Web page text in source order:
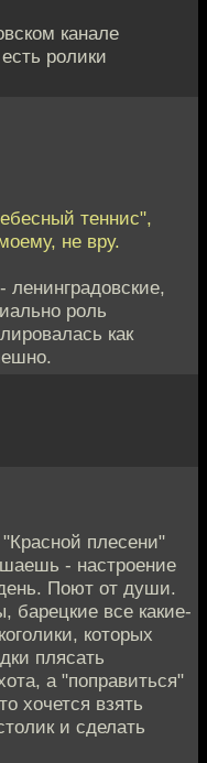
канале
ролики
теннис",
не вру.
ленинградовские,
роль
как
плесени"
- настроение
Поют от души.
барецкие все какие-
которых
плясать
а "поправиться"
хочется взять
и сделать